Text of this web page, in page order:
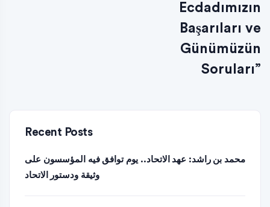
Ecdadımızın
Başarıları ve
Günümüzün
Soruları”
Recent Posts
محمد بن راشد: عهد الاتحاد.. يوم توافق فيه المؤسسون على
وثيقة ودستور الاتحاد